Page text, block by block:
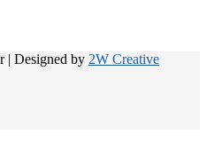
| Designed by 2W Creative